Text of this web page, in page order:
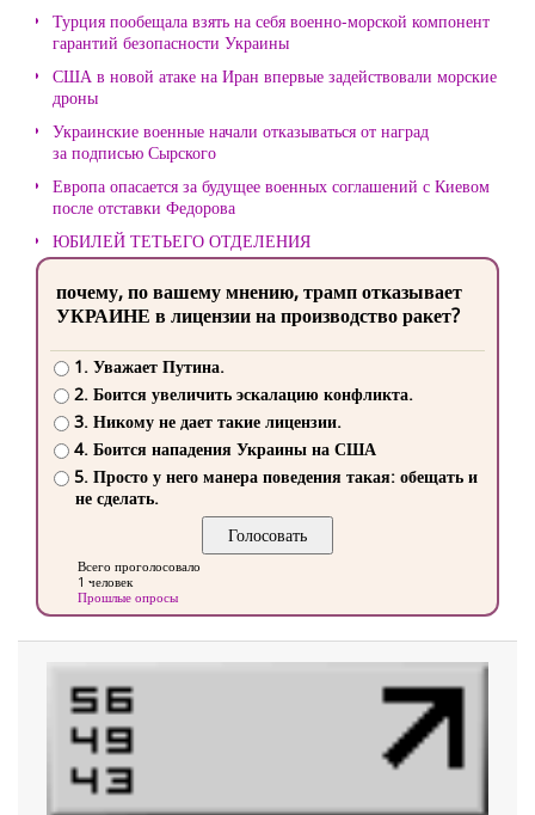
Турция пообещала взять на себя военно-морской компонент
гарантий безопасности Украины
США в новой атаке на Иран впервые задействовали морские
дроны
Украинские военные начали отказываться от наград
за подписью Сырского
Европа опасается за будущее военных соглашений с Киевом
после отставки Федорова
ЮБИЛЕЙ ТЕТЬЕГО ОТДЕЛЕНИЯ
почему, по вашему мнению, трамп отказывает
УКРАИНЕ в лицензии на производство ракет?
1. Уважает Путина.
2. Боится увеличить эскалацию конфликта.
3. Никому не дает такие лицензии.
4. Боится нападения Украины на США
5. Просто у него манера поведения такая: обещать и
не сделать.
Всего проголосовало
1 человек
Прошлые опросы